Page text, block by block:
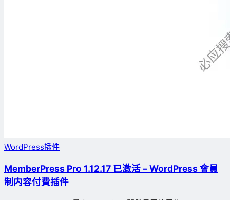
WordPress插件
MemberPress Pro 1.12.17 已激活 – WordPress 會員
制内容付費插件